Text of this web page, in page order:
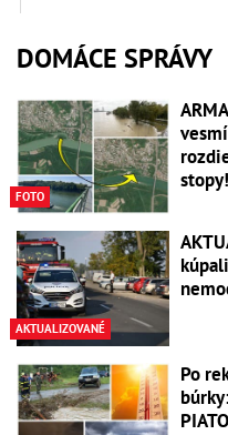
DOMÁCE SPRÁVY
FOTO
stopy!
AKTUALIZOVANÉ
Po